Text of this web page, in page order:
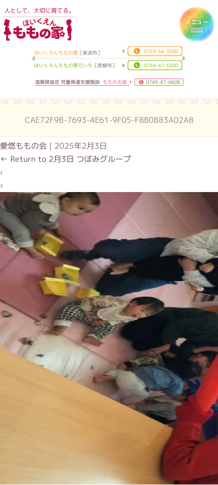
人として、大切に育てる。
ほいくえんももの家 ［長浜市］ 0749-64-3500
ほいくえんももの家だいち ［彦根市］ 0749-47-5500
滋賀県指定 児童発達支援施設もものお庭 0749-47-6608
CAE72F9B-7693-4E61-9F05-F8B0B83A02A8
愛悠ももの会 | 2025年2月3日
← Return to 2月3日 つぼみグループ
‹
›